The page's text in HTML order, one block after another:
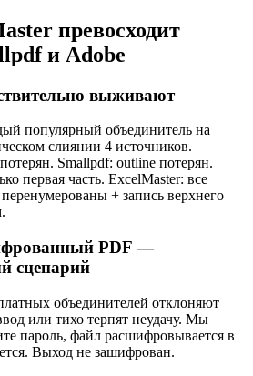
превосходит
и Adobe
выживают
популярный объединитель на
слиянии 4 источников.
Smallpdf: outline потерян.
первая часть. ExcelMaster: все
+ запись верхнего
PDF —
сценарий
объединителей отклоняют
или тихо терпят неудачу. Мы
пароль, файл расшифровывается в
Выход не зашифрован.